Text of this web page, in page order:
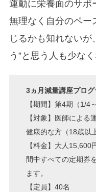
運動に栄養面のサポ
無理なく自分のペ
じるかも知れないが
う”と思う人も少な
3ヵ月減量講座プログ
【期間】第4期（1/4
【対象】医師による
健康的な方（18歳以
【料金】大人
間中すべての定期券
ます。
【定員】40名